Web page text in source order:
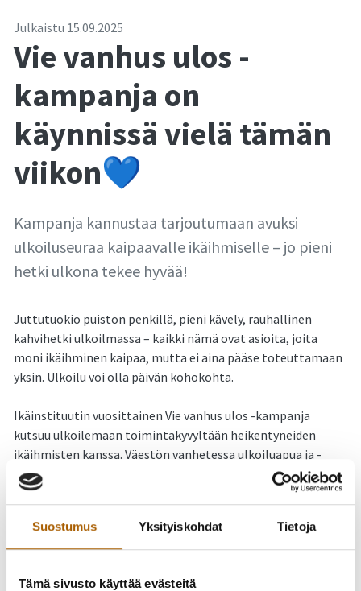
Suostumus Yksityiskohdat Tietoja
Tämä sivusto käyttää evästeitä
Julkaistu 15.09.2025
Vie vanhus ulos -
kampanja on
käynnissä vielä tämän
viikon💙
Kampanja kannustaa tarjoutumaan avuksi
ulkoiluseuraa kaipaavalle ikäihmiselle – jo pieni
hetki ulkona tekee hyvää!
Juttutuokio puiston penkillä, pieni kävely, rauhallinen
kahvihetki ulkoilmassa – kaikki nämä ovat asioita, joita
moni ikäihminen kaipaa, mutta ei aina pääse toteuttamaan
yksin. Ulkoilu voi olla päivän kohokohta.
Ikäinstituutin vuosittainen Vie vanhus ulos -kampanja
kutsuu ulkoilemaan toimintakyvyltään heikentyneiden
ikäihmisten kanssa. Väestön vanhetessa ulkoiluapua ja -
seuraa tarvitsevia on yhä enemmän.
hyvää. 💙